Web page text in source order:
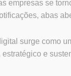
empresas se
abas
surge como
e